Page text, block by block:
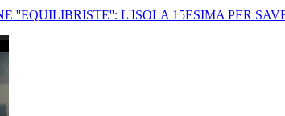
''EQUILIBRISTE'': L'ISOLA 15ESIMA PER